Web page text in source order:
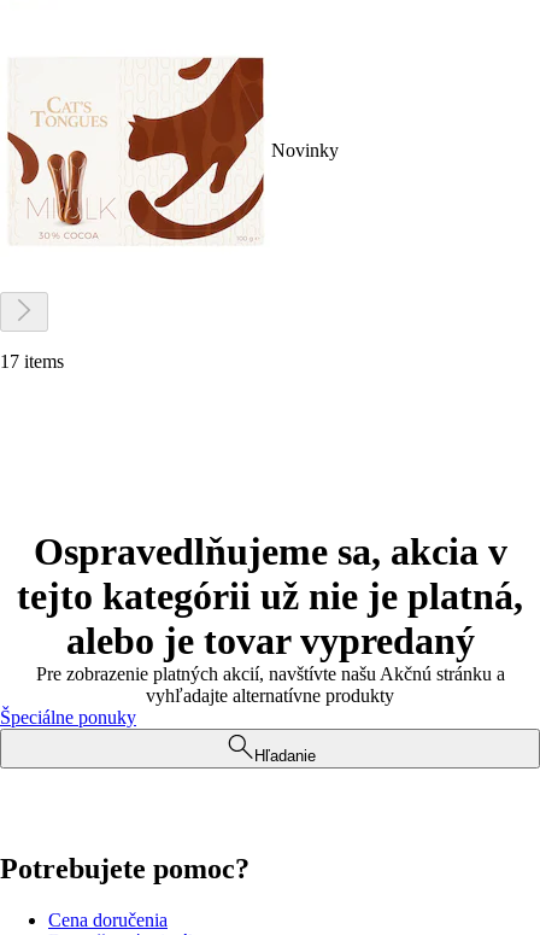
Novinky
17 items
Ospravedlňujeme sa, akcia v
tejto kategórii už nie je platná,
alebo je tovar vypredaný
Pre zobrazenie platných akcií, navštívte našu Akčnú stránku a
vyhľadajte alternatívne produkty
Špeciálne ponuky
Hľadanie
Potrebujete pomoc?
Cena doručenia